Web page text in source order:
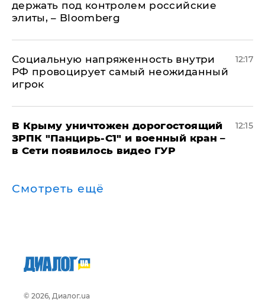
держать под контролем российские
элиты, – Bloomberg
Социальную напряженность внутри
РФ провоцирует самый неожиданный
игрок
12:17
В Крыму уничтожен дорогостоящий
ЗРПК "Панцирь-С1" и военный кран –
в Сети появилось видео ГУР
12:15
Смотреть ещё
© 2026, Диалог.ua